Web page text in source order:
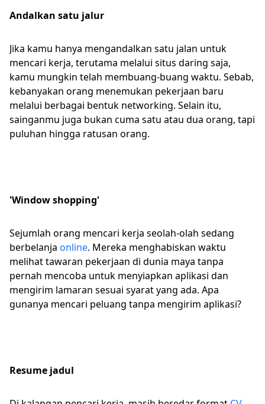
Andalkan satu jalur
Jika kamu hanya mengandalkan satu jalan untuk
mencari kerja, terutama melalui situs daring saja,
kamu mungkin telah membuang-buang waktu. Sebab,
kebanyakan orang menemukan pekerjaan baru
melalui berbagai bentuk networking. Selain itu,
sainganmu juga bukan cuma satu atau dua orang, tapi
puluhan hingga ratusan orang.
'Window shopping'
Sejumlah orang mencari kerja seolah-olah sedang
berbelanja online. Mereka menghabiskan waktu
melihat tawaran pekerjaan di dunia maya tanpa
pernah mencoba untuk menyiapkan aplikasi dan
mengirim lamaran sesuai syarat yang ada. Apa
gunanya mencari peluang tanpa mengirim aplikasi?
Resume jadul